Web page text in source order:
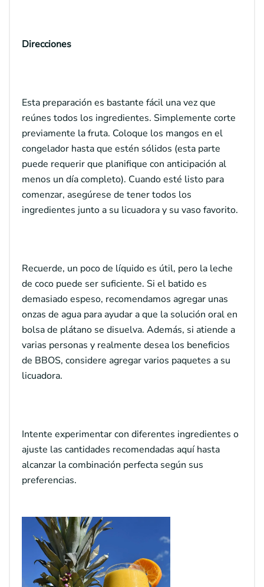
Direcciones
Esta preparación es bastante fácil una vez que
reúnes todos los ingredientes. Simplemente corte
previamente la fruta. Coloque los mangos en el
congelador hasta que estén sólidos (esta parte
puede requerir que planifique con anticipación al
menos un día completo). Cuando esté listo para
comenzar, asegúrese de tener todos los
ingredientes junto a su licuadora y su vaso favorito.
Recuerde, un poco de líquido es útil, pero la leche
de coco puede ser suficiente. Si el batido es
demasiado espeso, recomendamos agregar unas
onzas de agua para ayudar a que la solución oral en
bolsa de plátano se disuelva. Además, si atiende a
varias personas y realmente desea los beneficios
de BBOS, considere agregar varios paquetes a su
licuadora.
Intente experimentar con diferentes ingredientes o
ajuste las cantidades recomendadas aquí hasta
alcanzar la combinación perfecta según sus
preferencias.